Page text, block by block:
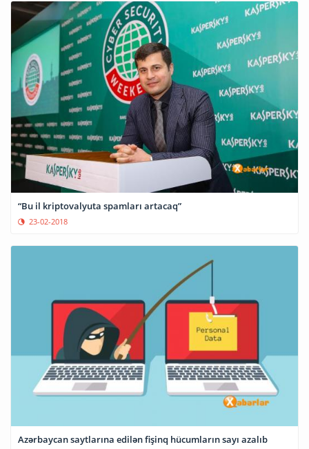
“Bu il kriptovalyuta spamları artacaq”
23-02-2018
Azərbaycan saytlarına edilən fişinq hücumların sayı azalıb